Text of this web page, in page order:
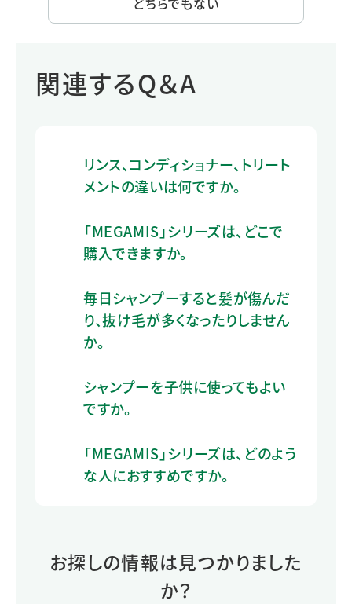
関連するQ＆A
リンス、コンディショナー、トリート
メントの違いは何ですか。
「MEGAMIS」シリーズは、どこで
購入できますか。
毎日シャンプーすると髪が傷んだ
り、抜け毛が多くなったりしません
か。
シャンプーを子供に使ってもよい
ですか。
「MEGAMIS」シリーズは、どのよう
な人におすすめですか。
お探しの情報は見つかりました
か？